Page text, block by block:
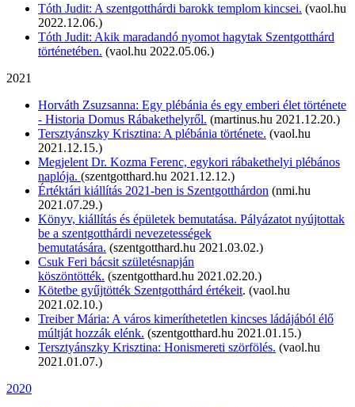
Tóth Judit: A szentgotthárdi barokk templom kincsei. (vaol.hu
2022.12.06.)
Tóth Judit: Akik maradandó nyomot hagytak Szentgotthárd
történetében. (vaol.hu 2022.05.06.)
2021
Horváth Zsuzsanna: Egy plébánia és egy emberi élet története
- Historia Domus Rábakethelyről. (martinus.hu 2021.12.20.)
Tersztyánszky Krisztina: A plébánia története. (vaol.hu
2021.12.15.)
Megjelent Dr. Kozma Ferenc, egykori rábakethelyi plébános
naplója. (szentgotthard.hu 2021.12.12.)
Értéktári kiállítás 2021-ben is Szentgotthárdon (nmi.hu
2021.07.29.)
Könyv, kiállítás és épületek bemutatása. Pályázatot nyújtottak
be a szentgotthárdi nevezetességek
bemutatására. (szentgotthard.hu 2021.03.02.)
Csuk Feri bácsit születésnapján
köszöntötték. (szentgotthard.hu 2021.02.20.)
Kötetbe gyűjtötték Szentgotthárd értékeit. (vaol.hu
2021.02.10.)
Treiber Mária: A város kimeríthetetlen kincses ládájából élő
múltját hozzák elénk. (szentgotthard.hu 2021.01.15.)
Tersztyánszky Krisztina: Honismereti szörfölés. (vaol.hu
2021.01.07.)
2020